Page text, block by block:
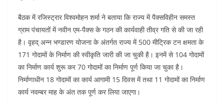
बैठक में रजिस्ट्रार विश्वमोहन शर्मा ने बताया कि राज्य में पैक्सविहीन समस्त
ग्राम पंचायतों में नवीन एम-पैक्स के गठन की कार्यवाही तीव्र गति से की जा रही
है। वृहद् अन्न भण्डारण योजना के अंतर्गत राज्य में 500 मीट्रिक टन क्षमता के
171 गोदामों के निर्माण की स्वीकृति जारी की जा चुकी है। इनमें से 104 गोदामों
का निर्माण कार्य शुरू कर 70 गोदामों का निर्माण पूर्ण किया जा चुका है।
निर्माणाधीन 18 गोदामों का कार्य आगामी 15 दिवस में तथा 11 गोदामों का निर्माण
कार्य नवम्बर माह के अंत तक पूर्ण कर लिया जाएगा।